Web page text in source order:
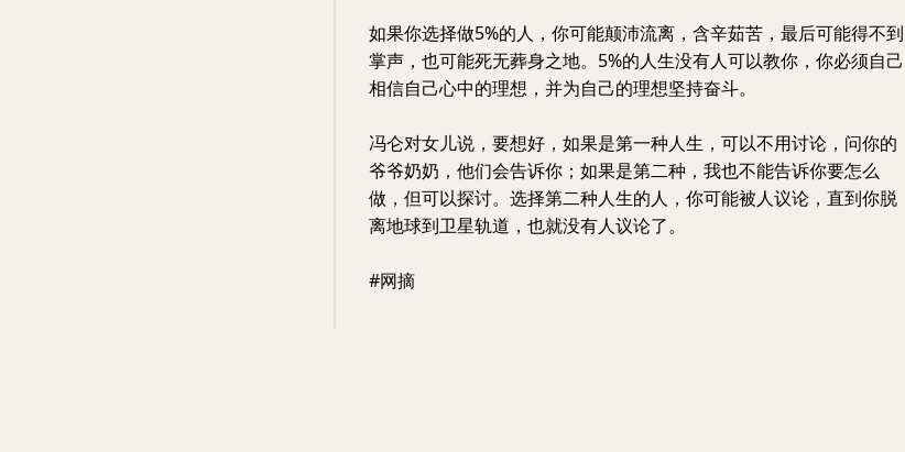
如果你选择做5%的人，你可能颠沛流离，含辛茹苦，最后可能得不到
掌声，也可能死无葬身之地。5%的人生没有人可以教你，你必须自己
相信自己心中的理想，并为自己的理想坚持奋斗。
冯仑对女儿说，要想好，如果是第一种人生，可以不用讨论，问你的
爷爷奶奶，他们会告诉你；如果是第二种，我也不能告诉你要怎么
做，但可以探讨。选择第二种人生的人，你可能被人议论，直到你脱
离地球到卫星轨道，也就没有人议论了。
#网摘